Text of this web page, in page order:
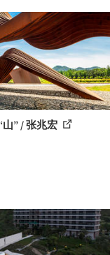
” / 张兆宏